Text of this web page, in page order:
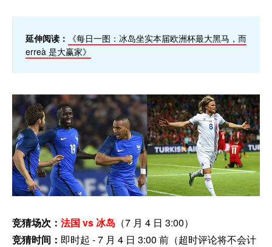
延伸阅读：
《每日一图：冰岛坐实本届欧洲杯最大黑马，而
erreà 是大赢家》
竞猜场次： 法国 vs 冰岛 （7 月 4 日 3:00）
竞猜时间： 即时起 - 7 月 4 日 3:00 前（超时评论将不会计